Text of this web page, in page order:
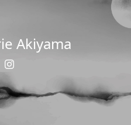
Akiyama